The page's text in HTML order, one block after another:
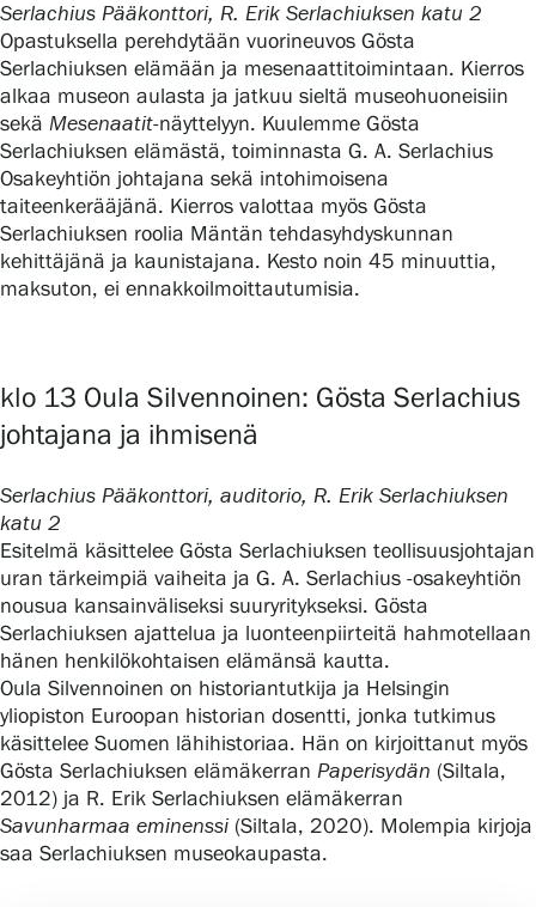
Serlachius Pääkonttori, R. Erik Serlachiuksen katu 2
Opastuksella perehdytään vuorineuvos Gösta
Serlachiuksen elämään ja mesenaattitoimintaan. Kierros
alkaa museon aulasta ja jatkuu sieltä museohuoneisiin
sekä Mesenaatit-näyttelyyn. Kuulemme Gösta
Serlachiuksen elämästä, toiminnasta G. A. Serlachius
Osakeyhtiön johtajana sekä intohimoisena
taiteenkerääjänä. Kierros valottaa myös Gösta
Serlachiuksen roolia Mäntän tehdasyhdyskunnan
kehittäjänä ja kaunistajana. Kesto noin 45 minuuttia,
maksuton, ei ennakkoilmoittautumisia.
klo 13 Oula Silvennoinen: Gösta Serlachius
johtajana ja ihmisenä
Serlachius Pääkonttori, auditorio, R. Erik Serlachiuksen
katu 2
Esitelmä käsittelee Gösta Serlachiuksen teollisuusjohtajan
uran tärkeimpiä vaiheita ja G. A. Serlachius -osakeyhtiön
nousua kansainväliseksi suuryritykseksi. Gösta
Serlachiuksen ajattelua ja luonteenpiirteitä hahmotellaan
hänen henkilökohtaisen elämänsä kautta.
Oula Silvennoinen on historiantutkija ja Helsingin
yliopiston Euroopan historian dosentti, jonka tutkimus
käsittelee Suomen lähihistoriaa. Hän on kirjoittanut myös
Gösta Serlachiuksen elämäkerran Paperisydän (Siltala,
2012) ja R. Erik Serlachiuksen elämäkerran
Savunharmaa eminenssi(Siltala, 2020). Molempia kirjoja
saa Serlachiuksen museokaupasta.